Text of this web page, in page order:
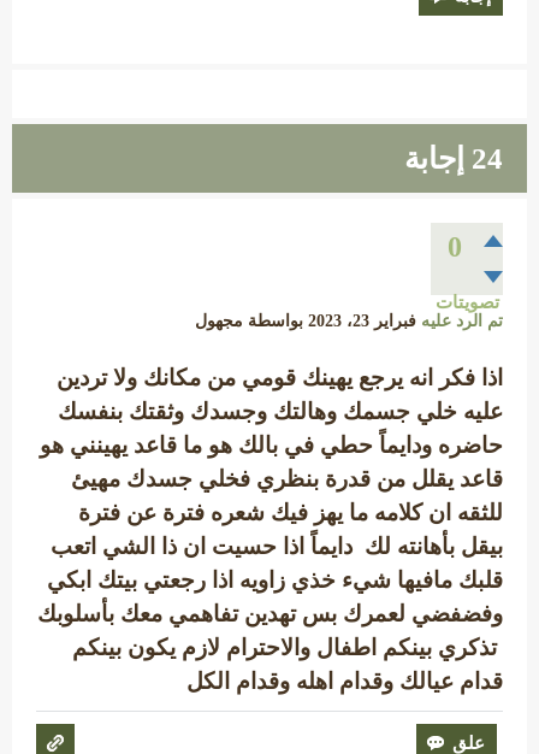
24 إجابة
0
تصويتات
تم الرد عليه فبراير 23، 2023 بواسطة مجهول
اذا فكر انه يرجع يهينك قومي من مكانك ولا تردين
عليه خلي جسمك وهالتك وجسدك وثقتك بنفسك
حاضره ودايماً حطي في بالك هو ما قاعد يهينني هو
قاعد يقلل من قدرة بنظري فخلي جسدك مهيئ
للثقه ان كلامه ما يهز فيك شعره فترة عن فترة
بيقل بأهانته لك دايماً اذا حسيت ان ذا الشي اتعب
قلبك مافيها شيء خذي زاويه اذا رجعتي بيتك ابكي
وفضفضي لعمرك بس تهدين تفاهمي معك بأسلوبك
تذكري بينكم اطفال والاحترام لازم يكون بينكم
قدام عيالك وقدام اهله وقدام الكل